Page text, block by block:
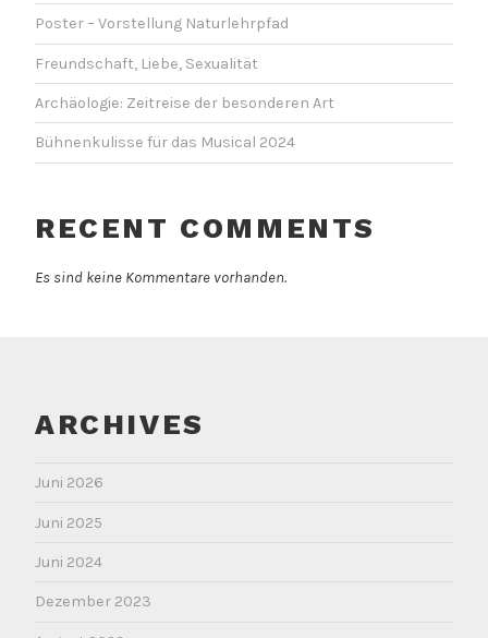
Poster – Vorstellung Naturlehrpfad
Freundschaft, Liebe, Sexualität
Archäologie: Zeitreise der besonderen Art
Bühnenkulisse für das Musical 2024
RECENT COMMENTS
Es sind keine Kommentare vorhanden.
ARCHIVES
Juni 2026
Juni 2025
Juni 2024
Dezember 2023